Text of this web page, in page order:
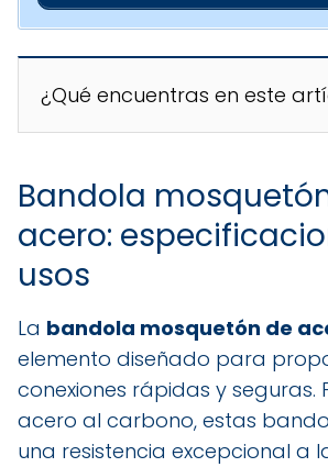
¿Qué encuentras en este
Bandola
acero:
usos
La bandola mosquetón de
elemento diseñado para
conexiones rápidas y seguras.
acero al carbono, estas
una resistencia excepcional a